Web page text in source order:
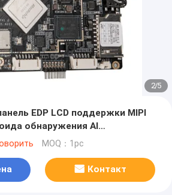
2/5
EDP LCD поддержки MIPI
обнаружения AI
MOQ：1pc
Контакт